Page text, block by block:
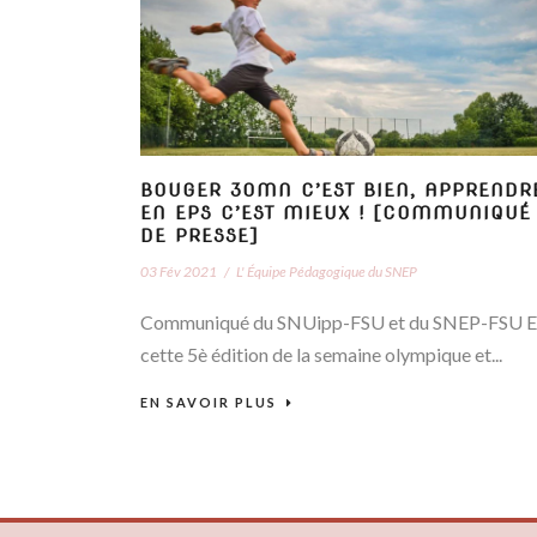
BOUGER 30MN C’EST BIEN,
EN EPS C’EST MIEUX ! [COMMUNIQUÉ
DE PRESSE]
03 Fév 2021 / L' Équipe Pédagogique du SNEP
Communiqué du SNUipp-FSU et du SNEP-FSU
cette 5è édition de la semaine olympique et...
EN SAVOIR PLUS